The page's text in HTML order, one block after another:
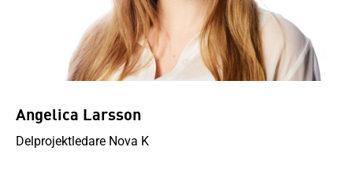
Angelica Larsson
Delprojektledare Nova K